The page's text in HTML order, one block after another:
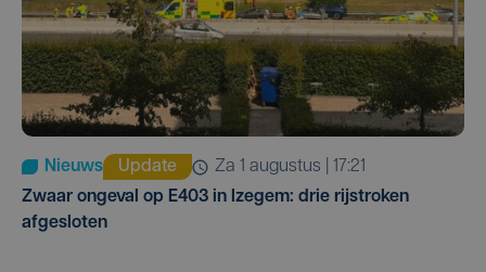
Nieuws Update
za 1 augustus | 17:21
Zwaar ongeval op E403 in Izegem: drie rijstroken
afgesloten